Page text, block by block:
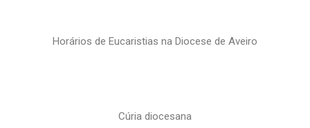
Horários de Eucaristias na Diocese de Aveiro
Cúria diocesana